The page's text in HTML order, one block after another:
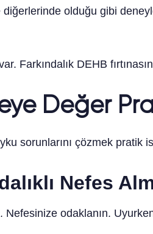
diğerlerinde olduğu gibi
Farkındalık DEHB
Değer
sorunlarını çözmek pratik
Nefes
Nefesinize odaklanın.